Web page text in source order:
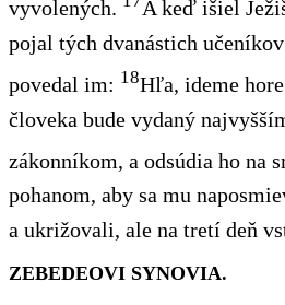
vyvolených.
A keď išiel
pojal tých dvanástich
povedal im: 18Hľa, ideme
človeka bude vydaný
zákonníkom, a odsúdia ho na
pohanom, aby sa mu
a ukrižovali, ale na tretí deň
ZEBEDEOVI SYNOVIA.